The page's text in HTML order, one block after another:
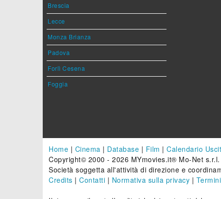
Brescia
Lecce
Monza Brianza
Padova
Forlì Cesena
Foggia
Home | Cinema | Database | Film | Calendario
Copyright© 2000 - 2026 MYmovies.it® Mo-Net
Società soggetta all'attività di direzione e
Credits | Contatti | Normativa sulla privacy |